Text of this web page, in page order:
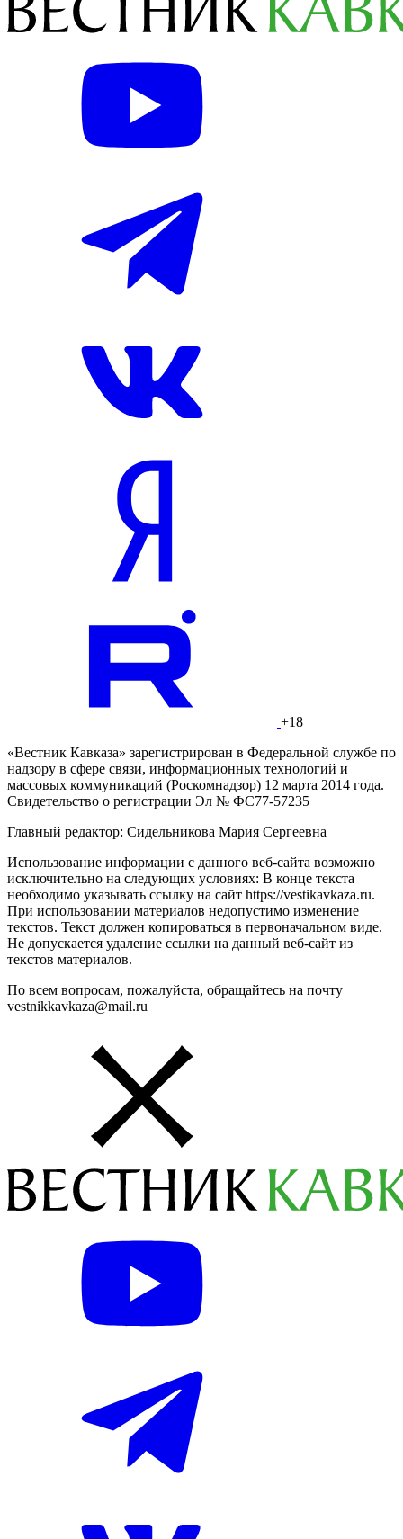
+18
«Вестник Кавказа» зарегистрирован в Федеральной службе по
надзору в сфере связи, информационных технологий и
массовых коммуникаций (Роскомнадзор) 12 марта 2014 года.
Свидетельство о регистрации Эл № ФС77-57235
Главный редактор: Сидельникова Мария Сергеевна
Использование информации с данного веб-сайта возможно
исключительно на следующих условиях: В конце текста
необходимо указывать ссылку на сайт https://vestikavkaza.ru.
При использовании материалов недопустимо изменение
текстов. Текст должен копироваться в первоначальном виде.
Не допускается удаление ссылки на данный веб-сайт из
текстов материалов.
По всем вопросам, пожалуйста, обращайтесь на почту
vestnikkavkaza@mail.ru